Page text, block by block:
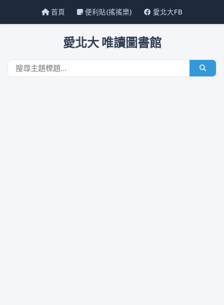
首頁 便利貼(搖搖樂) 愛北大FB
愛北大 唯讀圖書館